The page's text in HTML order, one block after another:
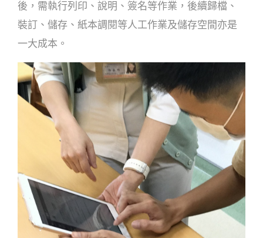
後，需執行列印、說明、簽名等作業，後續歸檔、
裝訂、儲存、紙本調閱等人工作業及儲存空間亦是
一大成本。